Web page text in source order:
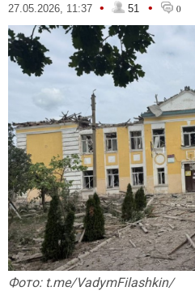
27.05.2026, 11:37 • 51 • 0
Фото: t.me/VadymFilashkin/